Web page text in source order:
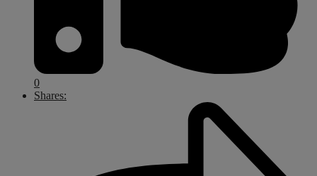
0
Shares: